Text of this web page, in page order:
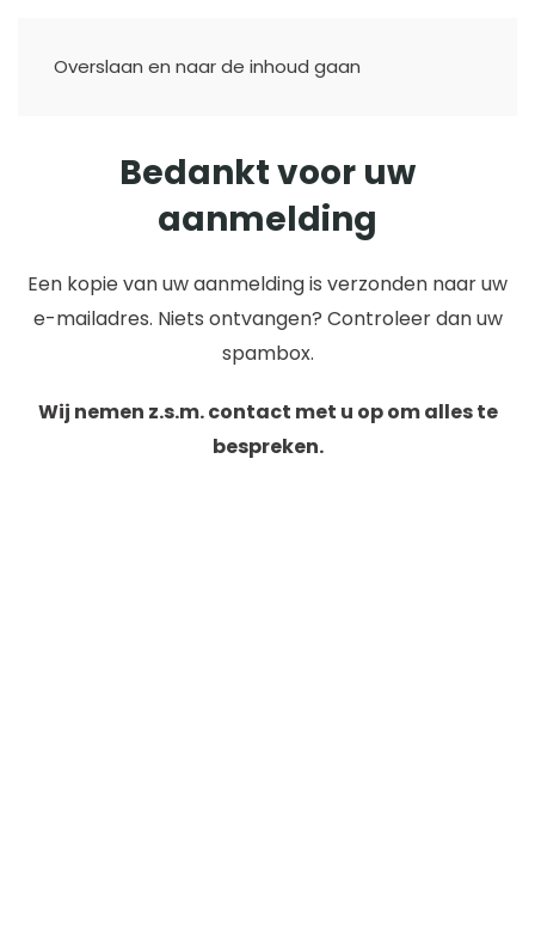
Overslaan en naar de inhoud gaan
Bedankt voor uw
aanmelding
Een kopie van uw aanmelding is verzonden naar uw
e-mailadres. Niets ontvangen? Controleer dan uw
spambox.
Wij nemen z.s.m. contact met u op om alles te
bespreken.